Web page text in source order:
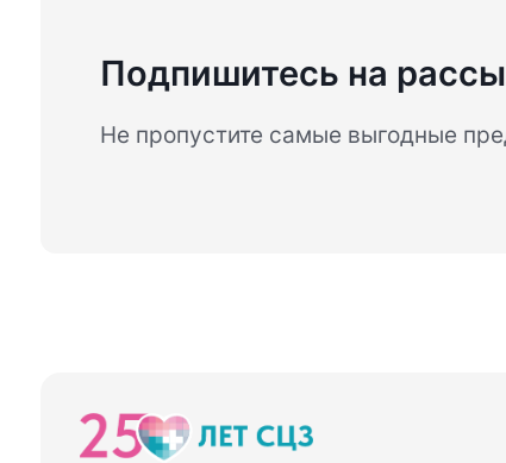
Подпишитесь на
Не пропустите самые выгодные